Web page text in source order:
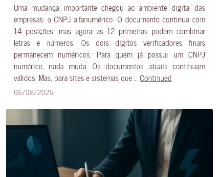
Uma mudança importante chegou ao ambiente digital das
empresas: o CNPJ alfanumérico. O documento continua com
14 posições, mas agora as 12 primeiras podem combinar
letras e números. Os dois dígitos verificadores finais
permanecem numéricos. Para quem já possui um CNPJ
numérico, nada muda. Os documentos atuais continuam
válidos. Mas, para sites e sistemas que … Continued
06/08/2026